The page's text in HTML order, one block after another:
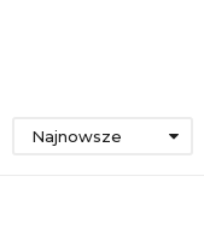
Najnowsze